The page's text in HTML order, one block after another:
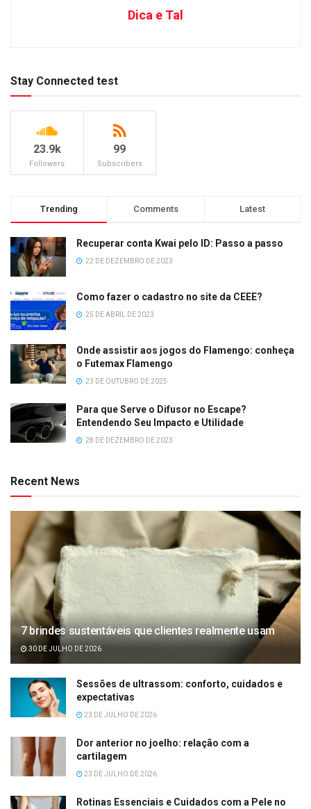
Dica e Tal
Stay Connected test
23.9k
Followers
99
Subscribers
Trending Comments Latest
Recuperar conta Kwai pelo ID: Passo a passo
22 DE DEZEMBRO DE 2023
Como fazer o cadastro no site da CEEE?
25 DE ABRIL DE 2023
Onde assistir aos jogos do Flamengo: conheça
o Futemax Flamengo
23 DE OUTUBRO DE 2025
Para que Serve o Difusor no Escape?
Entendendo Seu Impacto e Utilidade
28 DE DEZEMBRO DE 2023
Recent News
7 brindes sustentáveis que clientes realmente usam
30 DE JULHO DE 2026
Sessões de ultrassom: conforto, cuidados e
expectativas
23 DE JULHO DE 2026
Dor anterior no joelho: relação com a
cartilagem
23 DE JULHO DE 2026
Rotinas Essenciais e Cuidados com a Pele no